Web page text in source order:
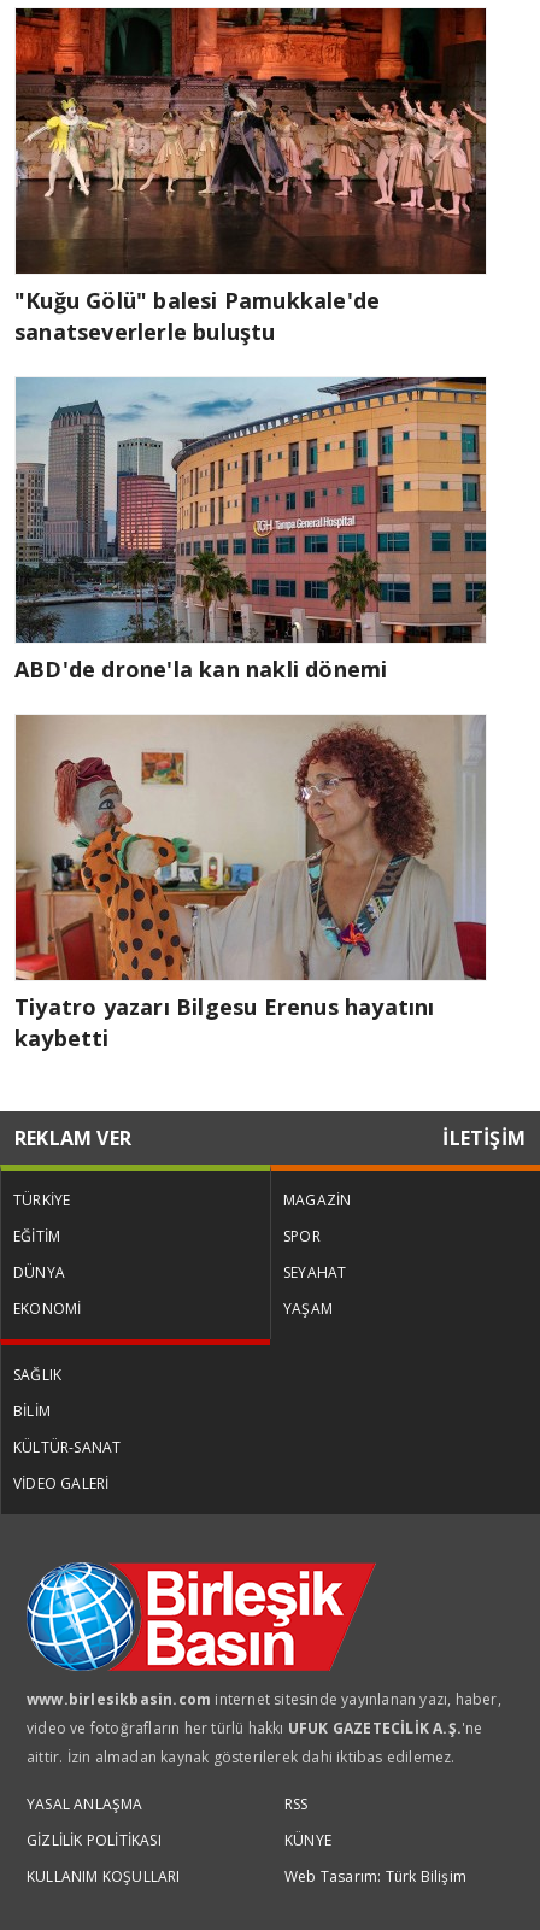
"Kuğu Gölü" balesi Pamukkale'de
sanatseverlerle buluştu
ABD'de drone'la kan nakli dönemi
Tiyatro yazarı Bilgesu Erenus hayatını
kaybetti
REKLAM VER İLETİŞİM
TÜRKİYE
EĞİTİM
DÜNYA
EKONOMİ
MAGAZİN
SPOR
SEYAHAT
YAŞAM
SAĞLIK
BİLİM
KÜLTÜR-SANAT
VİDEO GALERİ
www.birlesikbasin.com internet sitesinde yayınlanan yazı, haber,
video ve fotoğrafların her türlü hakkı UFUK GAZETECİLİK A.Ş.'ne
aittir. İzin almadan kaynak gösterilerek dahi iktibas edilemez.
YASAL ANLAŞMA
GİZLİLİK POLİTİKASI
KULLANIM KOŞULLARI
RSS
KÜNYE
Web Tasarım: Türk Bilişim